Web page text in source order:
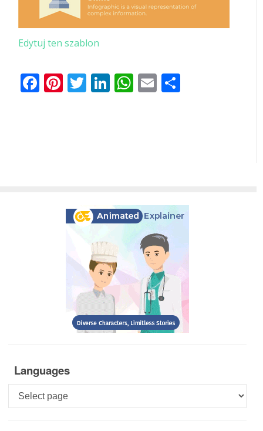
Edytuj ten szablon
Facebook
Pinterest
Twitter
LinkedIn
WhatsApp
Email
Languages
Languages